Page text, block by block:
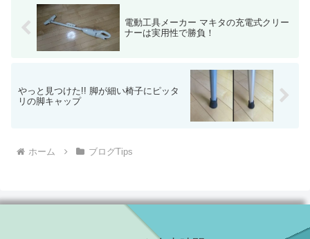
電動工具メーカー マキタの充電式クリー
ナーは実用性で勝負！
やっと見つけた!! 脚が細い椅子にピッタ
リの脚キャップ
ホーム ブログTips